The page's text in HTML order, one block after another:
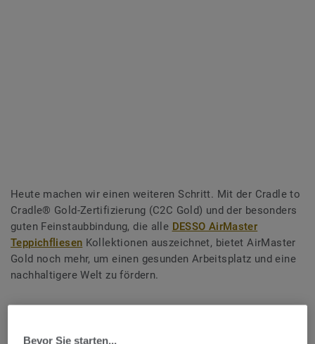
Heute machen wir einen weiteren Schritt. Mit der Cradle to
Cradle® Gold-Zertifizierung (C2C Gold) und der besonders
guten Feinstaubbindung, die alle DESSO AirMaster
Teppichfliesen Kollektionen auszeichnet, bietet AirMaster
Gold noch mehr, um einen gesunden Arbeitsplatz und eine
nachhaltigere Welt zu fördern.
Bevor Sie starten...